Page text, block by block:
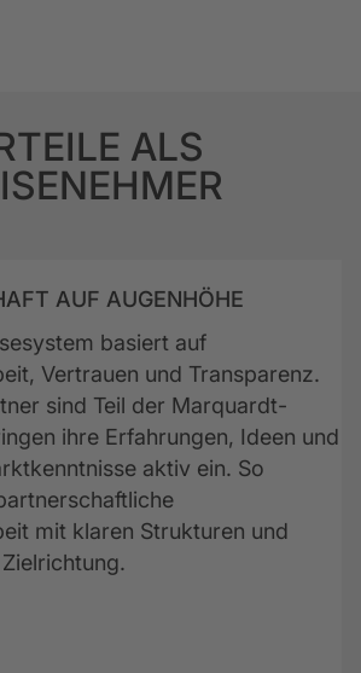
ALS
AUF AUGENHÖHE
basiert auf
Vertrauen und Transparenz.
sind Teil der Marquardt-
ihre Erfahrungen, Ideen und
aktiv ein. So
mit klaren Strukturen und